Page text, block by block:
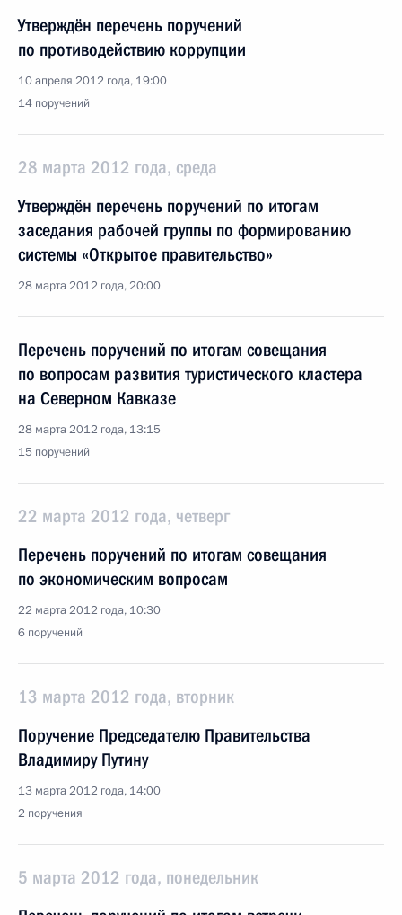
Утверждён перечень поручений
по противодействию коррупции
10 апреля 2012 года, 19:00
14 поручений
28 марта 2012 года, среда
Утверждён перечень поручений по итогам
заседания рабочей группы по формированию
системы «Открытое правительство»
28 марта 2012 года, 20:00
Перечень поручений по итогам совещания
по вопросам развития туристического кластера
на Северном Кавказе
28 марта 2012 года, 13:15
15 поручений
22 марта 2012 года, четверг
Перечень поручений по итогам совещания
по экономическим вопросам
22 марта 2012 года, 10:30
6 поручений
13 марта 2012 года, вторник
Поручение Председателю Правительства
Владимиру Путину
13 марта 2012 года, 14:00
2 поручения
5 марта 2012 года, понедельник